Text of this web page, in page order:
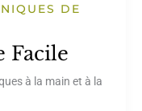
DE
Facile
à la main et à la